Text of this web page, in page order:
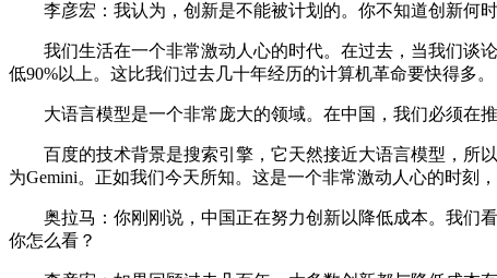
李彦宏：我认为，创新是不能被计划的。你不知道创新何时
我们生活在一个非常激动人心的时代。在过去，当我们谈论
低90%以上。这比我们过去几十年经历的计算机革命要快得多。
大语言模型是一个非常庞大的领域。在中国，我们必须在推
百度的技术背景是搜索引擎，它天然接近大语言模型，所以
为Gemini。正如我们今天所知。这是一个非常激动人心的时刻
奥拉马：你刚刚说，中国正在努力创新以降低成本。我们看
你怎么看？